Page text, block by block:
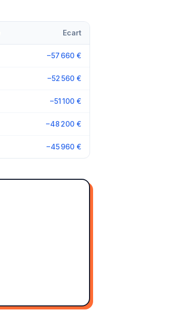
Ecart
−57 660 €
−52 560 €
−51 100 €
−48 200 €
−45 960 €